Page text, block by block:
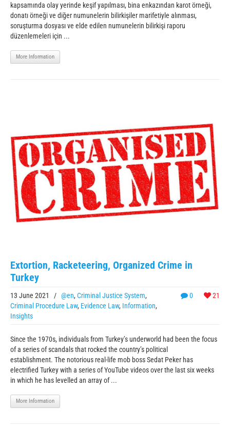
kapsamında olay yerinde keşif yapılması, bina enkazından karot örneği,
donatı örneği ve diğer numunelerin bilirkişiler marifetiyle alınması,
soruşturma dosyası ve elde edilen numunelerin bilirkişi raporu
düzenlemeleri için ...
More Information
Extortion, Racketeering, Organized Crime in
Turkey
0 21
13 June 2021 / @en, Criminal Justice System,
Criminal Procedure Law, Evidence Law, Information,
Insights
Since the 1970s, individuals from Turkey’s underworld had been the focus
of a series of scandals that rocked the country’s political
establishment. The notorious real-life mob boss Sedat Peker has
electrified Turkey with a series of YouTube videos over the last six weeks
in which he has levelled an array of ...
More Information